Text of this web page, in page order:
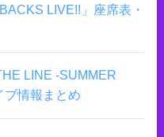
LIVE!!」座席表・
LINE -SUMMER
ブ情報まとめ